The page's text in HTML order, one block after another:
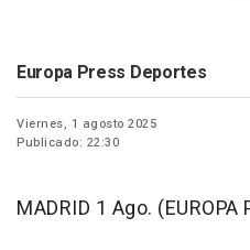
Europa Press Deportes
Viernes, 1 agosto 2025
Publicado: 22:30
MADRID 1 Ago. (EUROPA